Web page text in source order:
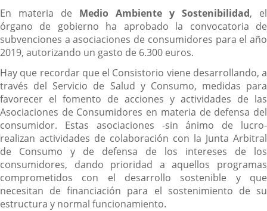
En materia de Medio Ambiente y Sostenibilidad, el
órgano de gobierno ha aprobado la convocatoria de
subvenciones a asociaciones de consumidores para el año
2019, autorizando un gasto de 6.300 euros.
Hay que recordar que el Consistorio viene desarrollando, a
través del Servicio de Salud y Consumo, medidas para
favorecer el fomento de acciones y actividades de las
Asociaciones de Consumidores en materia de defensa del
consumidor. Estas asociaciones -sin ánimo de lucro-
realizan actividades de colaboración con la Junta Arbitral
de Consumo y de defensa de los intereses de los
consumidores, dando prioridad a aquellos programas
comprometidos con el desarrollo sostenible y que
necesitan de financiación para el sostenimiento de su
estructura y normal funcionamiento.